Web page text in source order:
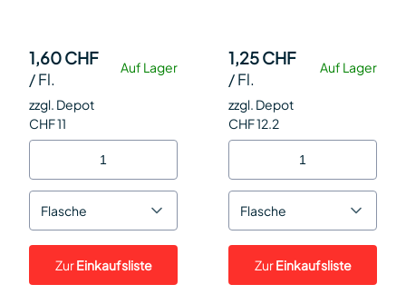
Auf Lager
1,60 CHF
/Fl.
zzgl. Depot
CHF 11
Flasche
ZurEinkaufsliste
Auf Lager
1,25 CHF
/Fl.
zzgl. Depot
CHF 12.2
Flasche
ZurEinkaufsliste